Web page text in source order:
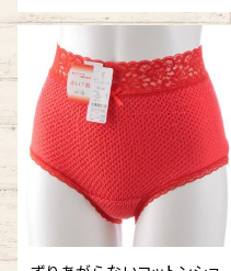
い下着